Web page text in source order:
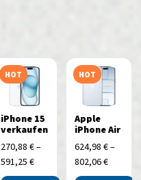
HOT
iPhone 15
verkaufen
270,88 €–
591,25 €
HOT
Apple
iPhone Air
624,98€–
802,06€